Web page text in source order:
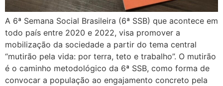
A 6ª Semana Social Brasileira (6ª SSB) que acontece em
todo país entre 2020 e 2022, visa promover a
mobilização da sociedade a partir do tema central
“mutirão pela vida: por terra, teto e trabalho”. O mutirão
é o caminho metodológico da 6ª SSB, como forma de
convocar a população ao engajamento concreto pela